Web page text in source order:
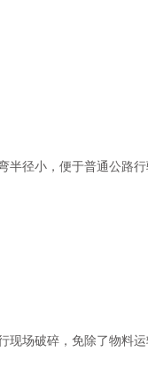
半径小，便于普通公路
现场破碎，免除了物料